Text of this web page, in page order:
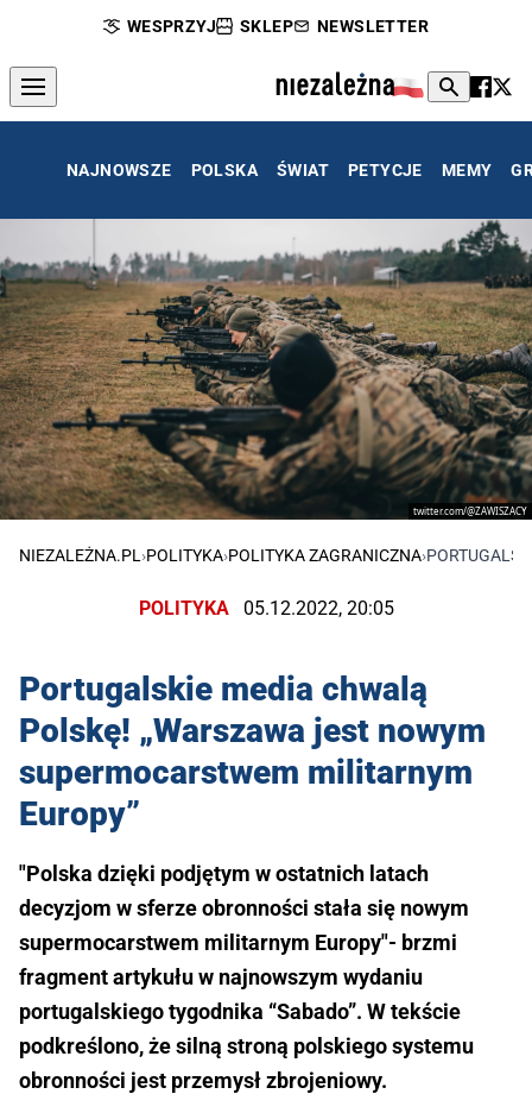
WESPRZYJ SKLEP NEWSLETTER
NAJNOWSZE POLSKA ŚWIAT PETYCJE MEMY
twitter.com/@ZAWISZACY
NIEZALEŻNA.PL›POLITYKA›POLITYKA ZAGRANICZNA›
POLITYKA 05.12.2022, 20:05
Portugalskie media chwalą
Polskę! „Warszawa jest nowym
supermocarstwem militarnym
Europy”
"Polska dzięki podjętym w ostatnich latach
decyzjom w sferze obronności stała się nowym
supermocarstwem militarnym Europy"- brzmi
fragment artykułu w najnowszym wydaniu
portugalskiego tygodnika “Sabado”. W tekście
podkreślono, że silną stroną polskiego systemu
obronności jest przemysł zbrojeniowy.